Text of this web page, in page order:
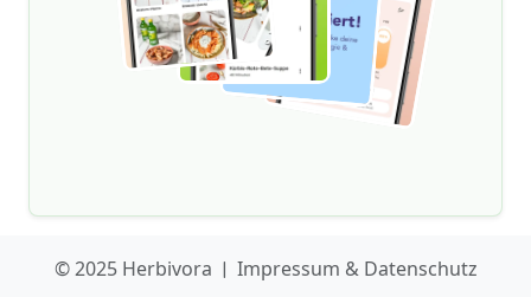
© 2025 Herbivora | Impressum & Datenschutz